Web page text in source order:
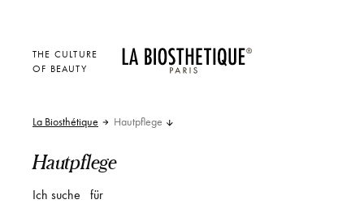
THE CULTURE
OF BEAUTY
La Biosthétique Hautpflege
Hautpflege
Ich suche für